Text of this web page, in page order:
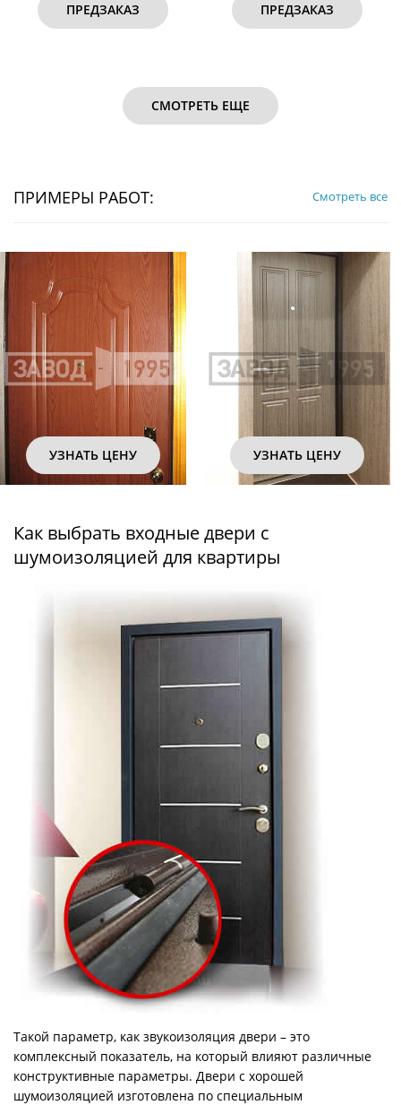
ПРЕДЗАКАЗ ПРЕДЗАКАЗ
СМОТРЕТЬ ЕЩЕ
ПРИМЕРЫ РАБОТ: Смотреть все
УЗНАТЬ ЦЕНУ УЗНАТЬ ЦЕНУ
Как выбрать входные двери с
шумоизоляцией для квартиры
Такой параметр, как звукоизоляция двери – это
комплексный показатель, на который влияют различные
конструктивные параметры. Двери с хорошей
шумоизоляцией изготовлена по специальным